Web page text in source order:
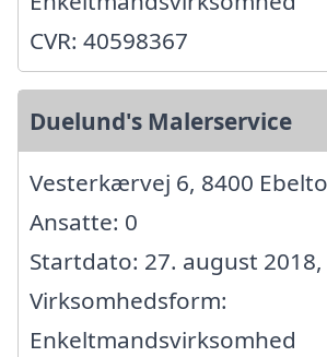
CVR: 40598367
Duelund's Malerservice
Vesterkærvej 6, 8400
Ansatte: 0
Startdato: 27. august 2018,
Virksomhedsform:
Enkeltmandsvirksomhed